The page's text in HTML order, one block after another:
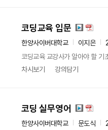
코딩교육 입문
한양사이버대학교 이지은
코딩교육 교강사가 알아야 할 기
차시보기
강의담기
코딩 실무영어
한양사이버대학교 문도식